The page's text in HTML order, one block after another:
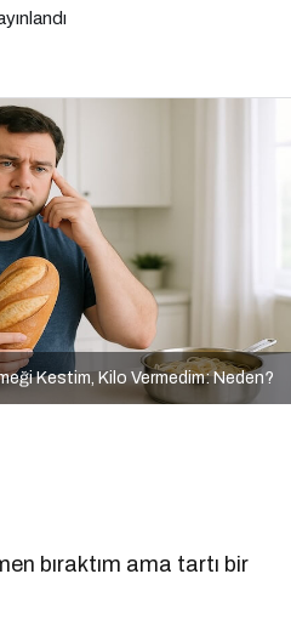
Kestim, Kilo Vermedim: Neden?
bıraktım ama tartı bir